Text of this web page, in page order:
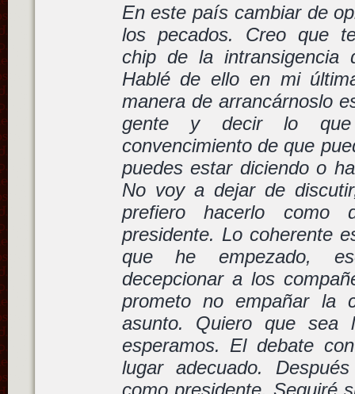
En este país cambiar de
los pecados. Creo que
chip de la intransigencia
Hablé de ello en mi
manera de arrancárnoslo
gente y decir lo
convencimiento de que
puedes estar diciendo o
No voy a dejar de
prefiero hacerlo como
presidente. Lo coherente
que he empezado,
decepcionar a los
prometo no empañar la
asunto. Quiero que sea
esperamos. El debate
lugar adecuado.
como presidente. Seguiré